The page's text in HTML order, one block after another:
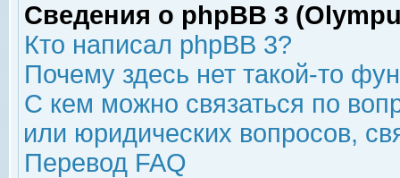
Сведения о phpBB 3
Кто написал phpBB 3?
Почему здесь нет такой-то
С кем можно связаться по
или юридических вопросов,
Перевод FAQ